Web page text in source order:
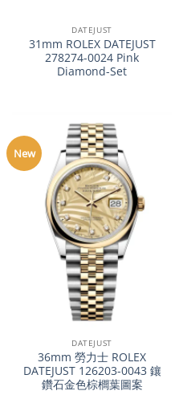
DATEJUST
31mm ROLEX DATEJUST
278274-0024 Pink
Diamond-Set
New
DATEJUST
36mm 勞力士 ROLEX
DATEJUST 126203-0043 鑲
鑽石金色棕櫚葉圖案